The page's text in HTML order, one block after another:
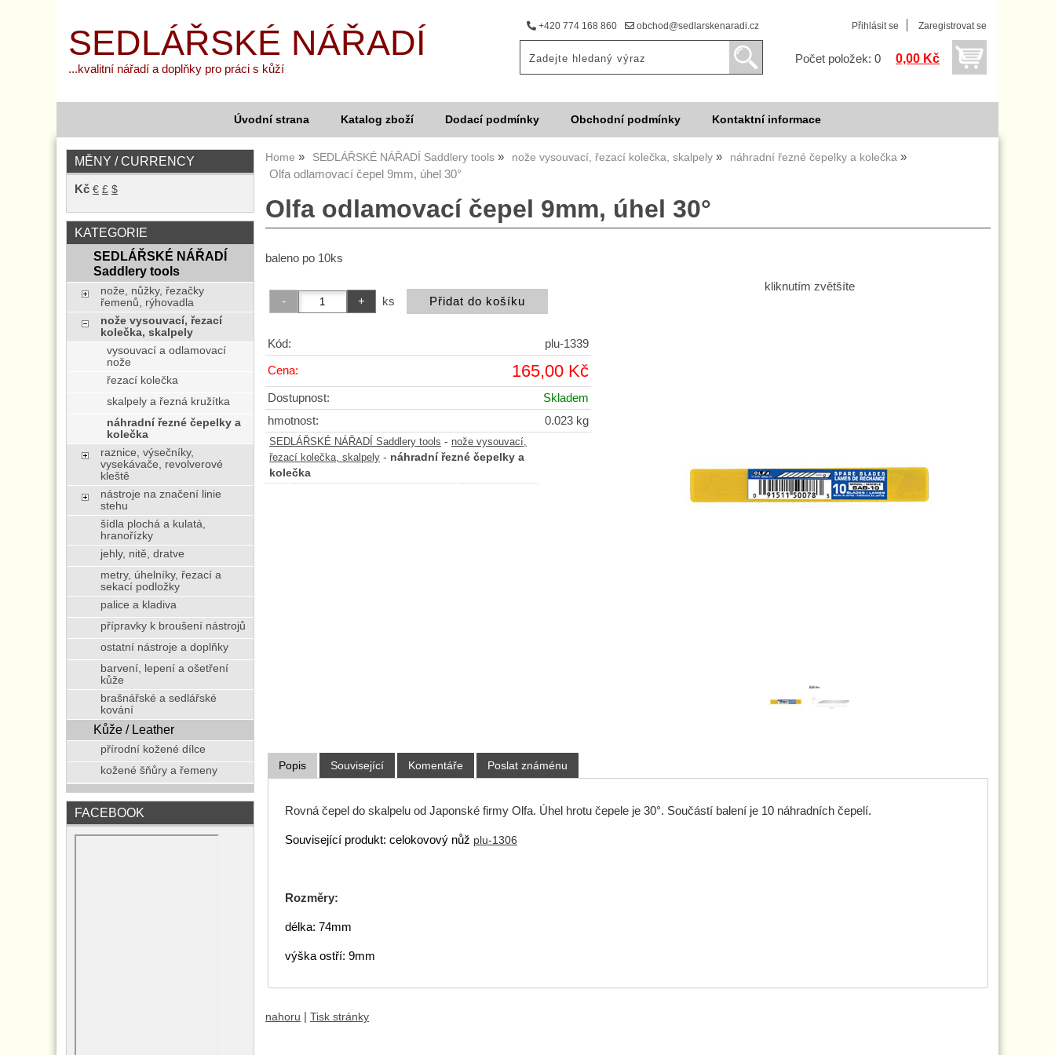
+420 774 168 860 obchod@sedlarskenaradi.cz Přihlásit se Zaregistrovat se
Počet položek: 0 0,00 Kč
SEDLÁŘSKÉ NÁŘADÍ
...kvalitní nářadí a doplňky pro práci s kůží
Úvodní strana Katalog zboží Dodací podmínky Obchodní podmínky Kontaktní informace
Home SEDLÁŘSKÉ NÁŘADÍ Saddlery tools nože vysouvací, řezací kolečka, skalpely náhradní řezné čepelky a kolečka
Olfa odlamovací čepel 9mm, úhel 30°
Olfa odlamovací čepel 9mm, úhel 30°
baleno po 10ks
kliknutím zvětšíte
ks
Kód: plu-1339
Cena: 165,00 Kč
Dostupnost:
Skladem
hmotnost:
0.023 kg
SEDLÁŘSKÉ NÁŘADÍ Saddlery tools - nože vysouvací,
řezací kolečka, skalpely - náhradní řezné čepelky a
kolečka
Popis Související Komentáře Poslat známénu
Rovná čepel do skalpelu od Japonské firmy Olfa. Úhel hrotu čepele je 30°. Součástí balení je 10 náhradních čepelí.
Související produkt: celokovový nůž plu-1306
Rozměry:
délka: 74mm
výška ostří: 9mm
nahoru Tisk stránky
MĚNY / CURRENCY
Kč € £ $
KATEGORIE
SEDLÁŘSKÉ NÁŘADÍ
Saddlery tools
nože, nůžky, řezačky
řemenů, rýhovadla
nože vysouvací, řezací
kolečka, skalpely
vysouvací a odlamovací
nože
řezací kolečka
skalpely a řezná kružítka
náhradní řezné čepelky a
kolečka
raznice, výsečníky,
vysekávače, revolverové
kleště
nástroje na značení linie
stehu
šídla plochá a kulatá,
hranořízky
jehly, nitě, dratve
metry, úhelníky, řezací a
sekací podložky
palice a kladiva
přípravky k broušení nástrojů
ostatní nástroje a doplňky
barvení, lepení a ošetření
kůže
brašnářské a sedlářské
kování
Kůže / Leather
přírodní kožené dílce
kožené šňůry a řemeny
FACEBOOK